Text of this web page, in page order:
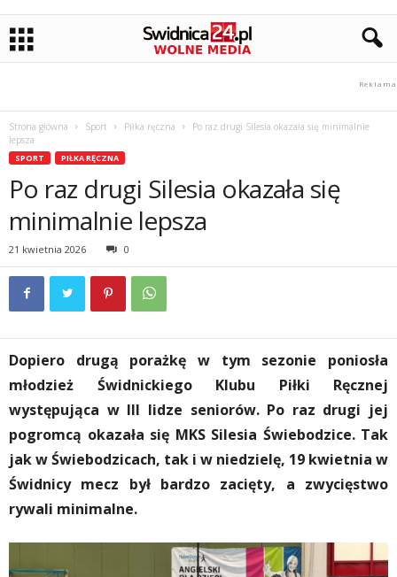
Strona główna Sport Piłka ręczna
Po raz drugi Silesia okazała się minimalnie
lepsza
SPORT PIŁKA RĘCZNA
Po raz drugi Silesia okazała się
minimalnie lepsza
21 kwietnia 2026 0
Dopiero drugą porażkę w tym sezonie poniosła
młodzież Świdnickiego Klubu Piłki Ręcznej
występująca w III lidze seniorów. Po raz drugi jej
pogromcą okazała się MKS Silesia Świebodzice. Tak
jak w Świebodzicach, tak i w niedzielę, 19 kwietnia w
Świdnicy mecz był bardzo zacięty, a zwycięstwo
rywali minimalne.